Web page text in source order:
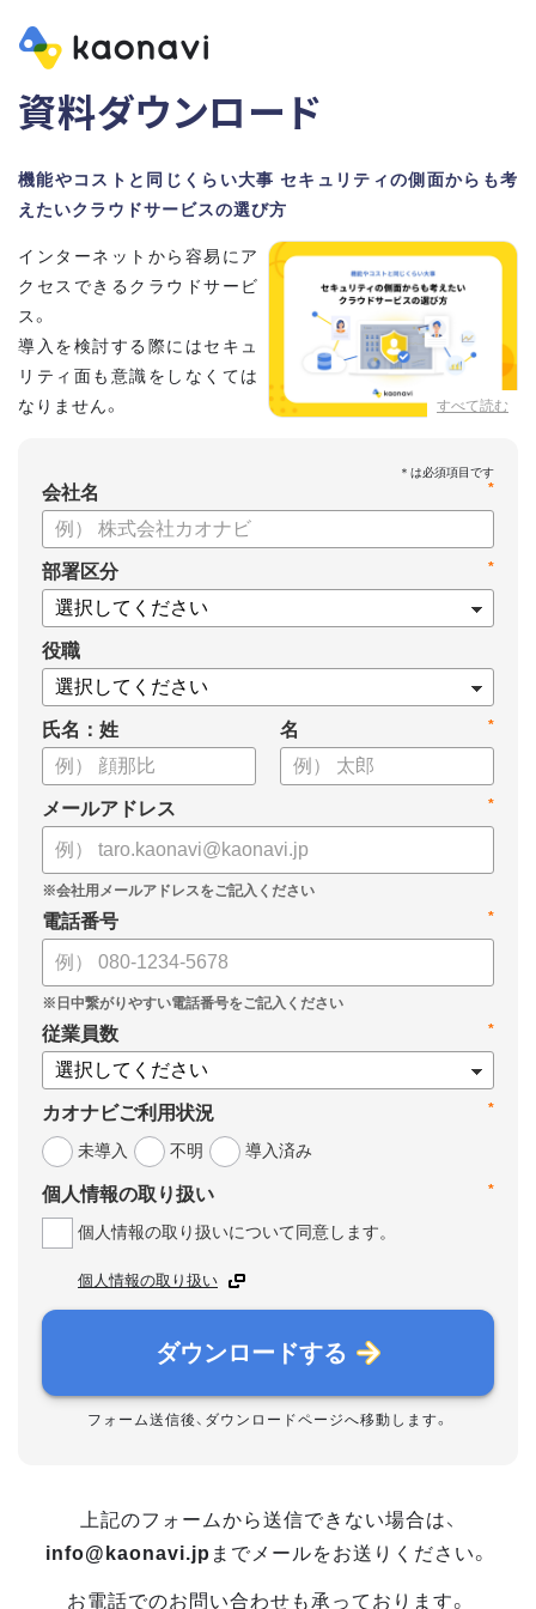
資料ダウンロード
機能やコストと同じくらい大事 セキュリティの側面からも考
えたいクラウドサービスの選び方
すべて読む
インターネットから容易にア
クセスできるクラウドサービ
ス。
導入を検討する際にはセキュ
リティ面も意識をしなくては
なりません。
の観点からみるHRテックサービスの選び方について紹介をし
ていきます。
【資料の内容】
・起こりえる、3つのセキュリティリスク
・サービスを選定する際に意識したい４つのポイント
・カオナビのセキュリティ評価、対策
*
会社名
*
部署区分
役職
氏名：姓 *
名
*
メールアドレス
*
電話番号
*
従業員数
*
カオナビご利用状況
未導入
不明 導入済み
*
個人情報の取り扱い
個人情報の取り扱いについて同意します。
個人情報の取り扱い
ダウンロードする
フォーム送信後、ダウンロードページへ移動します。
上記のフォームから送信できない場合は、
info@kaonavi.jp までメールをお送りください。
お電話でのお問い合わせも承っております。